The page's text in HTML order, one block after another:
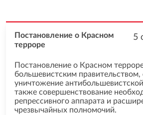
5
Постановление о Красном
терроре
Постановление о Красном
большевистским
уничтожение
также совершенствование
репрессивного аппарата и
чрезвычайных полномочий.